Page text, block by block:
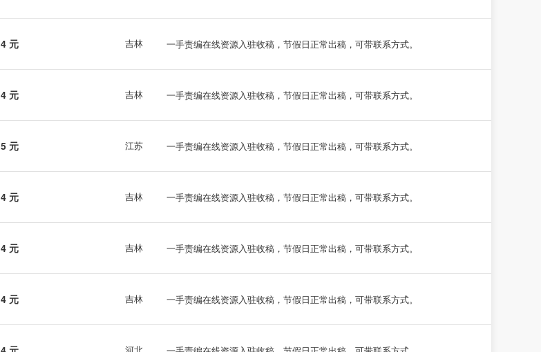
4 元 吉林 一手责编在线资源入驻收稿，节假日正常出稿，可带联系方式。
4 元 吉林 一手责编在线资源入驻收稿，节假日正常出稿，可带联系方式。
5 元 江苏 一手责编在线资源入驻收稿，节假日正常出稿，可带联系方式。
4 元 吉林 一手责编在线资源入驻收稿，节假日正常出稿，可带联系方式。
4 元 吉林 一手责编在线资源入驻收稿，节假日正常出稿，可带联系方式。
4 元 吉林 一手责编在线资源入驻收稿，节假日正常出稿，可带联系方式。